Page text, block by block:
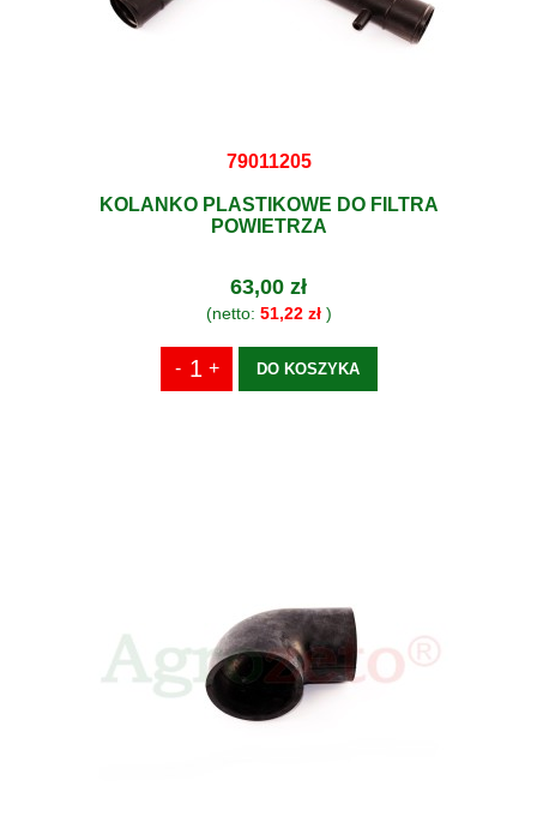
79011205
KOLANKO PLASTIKOWE DO FILTRA
POWIETRZA
63,00 zł
(netto: 51,22 zł)
DO KOSZYKA